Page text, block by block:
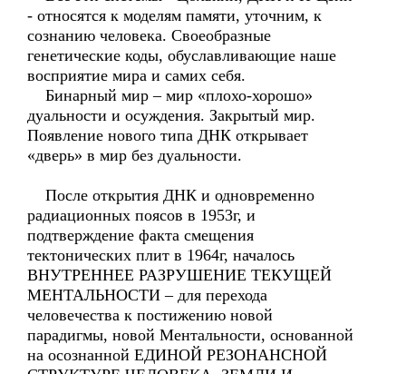
- относятся к моделям памяти, уточним, к
сознанию человека. Своеобразные
генетические коды, обуславливающие наше
восприятие мира и самих себя.
Бинарный мир – мир «плохо-хорошо»
дуальности и осуждения. Закрытый мир.
Появление нового типа ДНК открывает
«дверь» в мир без дуальности.
После открытия ДНК и одновременно
радиационных поясов в 1953г, и
подтверждение факта смещения
тектонических плит в 1964г, началось
ВНУТРЕННЕЕ РАЗРУШЕНИЕ ТЕКУЩЕЙ
МЕНТАЛЬНОСТИ – для перехода
человечества к постижению новой
парадигмы, новой Ментальности, основанной
на осознанной ЕДИНОЙ РЕЗОНАНСНОЙ